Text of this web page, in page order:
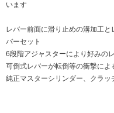
います
レバー前面に滑り止めの溝加工
バーセット
6段階アジャスターにより好みの
可倒式レバーが転倒等の衝撃に
純正マスターシリンダー、クラ